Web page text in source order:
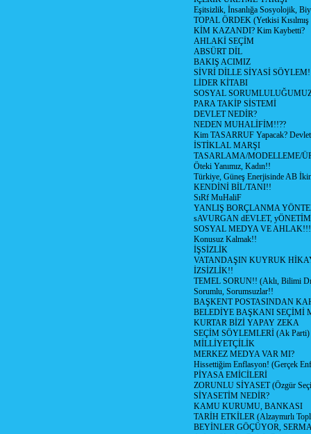
Eşitsizlik, İnsanlığa Sosyolojik,
TOPAL ÖRDEK (Yetkisi
KİM KAZANDI? Kim Kaybetti?
AHLAKİ SEÇİM
ABSÜRT DİL
BAKIŞ ACIMIZ
SİVRİ DİLLE SİYASİ
LİDER KİTABI
SOSYAL
PARA TAKİP SİSTEMİ
DEVLET NEDİR?
NEDEN MUHALİFİM!!??
Kim TASARRUF Yapacak? Devlet
İSTİKLAL MARŞI
TASARLAMA/MODELLEME/
Öteki Yanımız, Kadın!!
Türkiye, Güneş Enerjisinde AB
KENDİNİ BİL/TANI!!
SıRf MuHaliF
YANLIŞ BORÇLANMA
sAVURGAN dEVLET,
SOSYAL MEDYA VE AHLAK!!!
Konusuz Kalmak!!
İŞSİZLİK
VATANDAŞIN KUYRUK
İZSİZLİK!!
TEMEL SORUN!! (Aklı, Bilimi
Sorumlu, Sorumsuzlar!!
BAŞKENT POSTASINDAN
BELEDİYE BAŞKANI SEÇİMİ
KURTAR BİZİ YAPAY ZEKA
SEÇİM SÖYLEMLERİ (Ak Parti)
MİLLİYETÇİLİK
MERKEZ MEDYA VAR MI?
Hissettiğim Enflasyon! (Gerçek
PİYASA EMİCİLERİ
ZORUNLU SİYASET (Özgür
SİYASETİM NEDİR?
KAMU KURUMU, BANKASI
TARİH ETKİLER (Alzaymırlı
BEYİNLER GÖÇÜYOR,